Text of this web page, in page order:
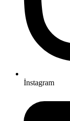
İnstagram